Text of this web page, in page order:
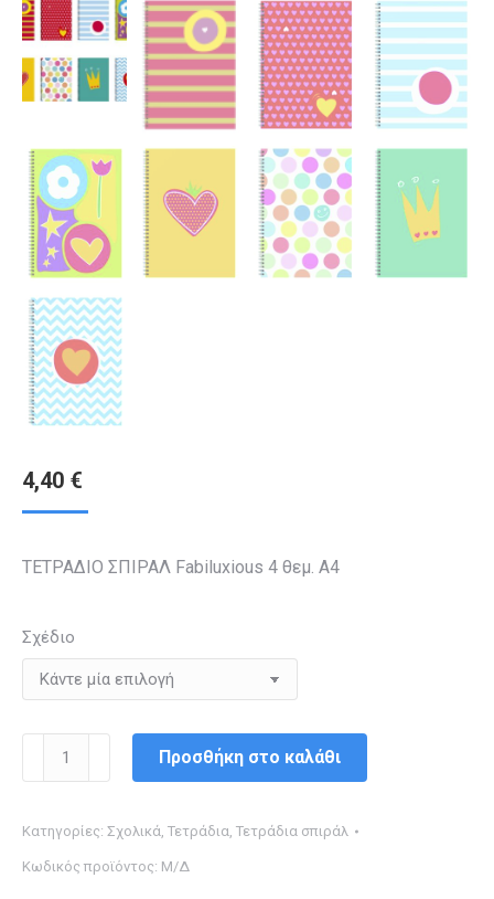
4,40 €
ΤΕΤΡΑΔΙΟ ΣΠΙΡΑΛ Fabiluxious 4 θεμ. Α4
Σχέδιο
ΤΕΤΡΑΔΙΟ
ΣΠΙΡΑΛ
Α4
Fabiluxious
Προσθήκη στο καλάθι
Κατηγορίες: Σχολικά, Τετράδια, Τετράδια σπιράλ
Κωδικός προϊόντος: Μ/Δ